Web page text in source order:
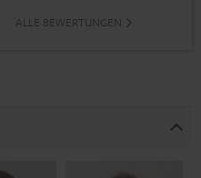
ALLE BEWERTUNGEN